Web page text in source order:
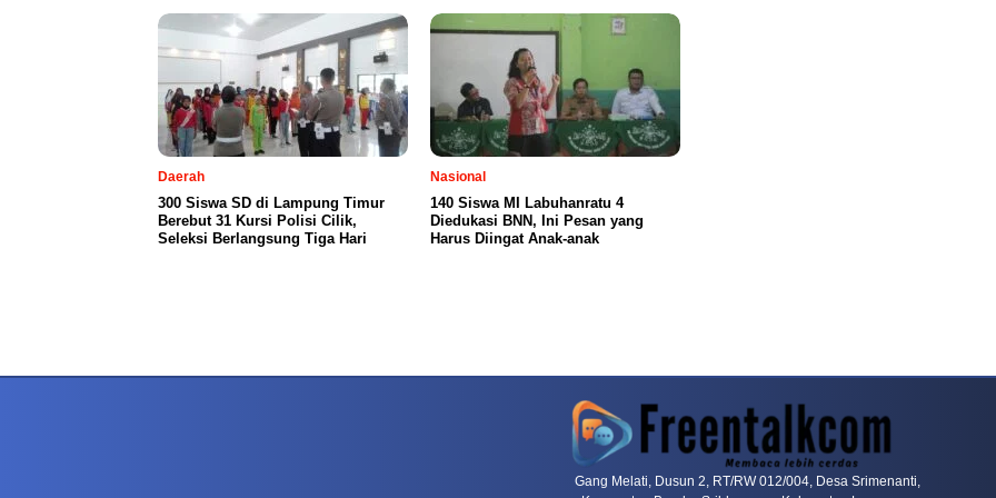
Daerah
300 Siswa SD di Lampung Timur
Berebut 31 Kursi Polisi Cilik,
Seleksi Berlangsung Tiga Hari
Nasional
140 Siswa MI Labuhanratu 4
Diedukasi BNN, Ini Pesan yang
Harus Diingat Anak-anak
PETIR800 LOGIN PETIR800 Baccarat Dan Evolusi Game Meja Digital Modern Dragon Tiger Menjadi Alternatif Yang Sering Dibahas Komunitas Mahjong
Gang Melati, Dusun 2, RT/RW 012/004, Desa Srimenanti,